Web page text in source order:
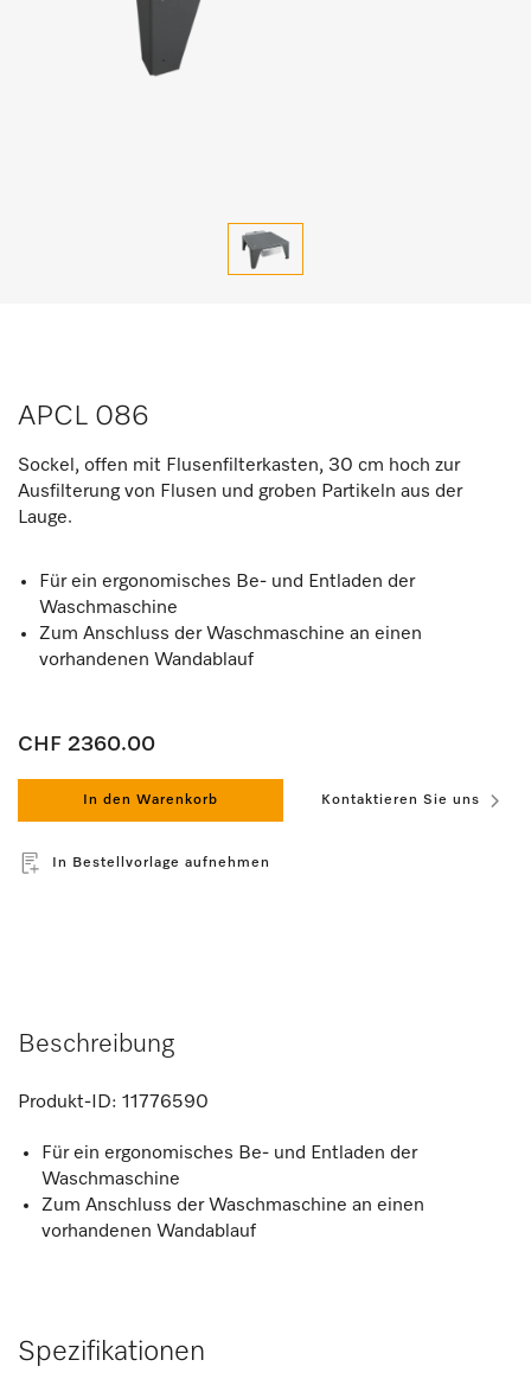
APCL 086
Sockel, offen mit Flusenfilterkasten, 30 cm hoch zur
Ausfilterung von Flusen und groben Partikeln aus der
Lauge.
Für ein ergonomisches Be- und Entladen der
Waschmaschine
Zum Anschluss der Waschmaschine an einen
vorhandenen Wandablauf
CHF 2360.00
In den Warenkorb Kontaktieren Sie uns
In Bestellvorlage aufnehmen
Beschreibung
Produkt-ID: 11776590
Für ein ergonomisches Be- und Entladen der
Waschmaschine
Zum Anschluss der Waschmaschine an einen
vorhandenen Wandablauf
Spezifikationen